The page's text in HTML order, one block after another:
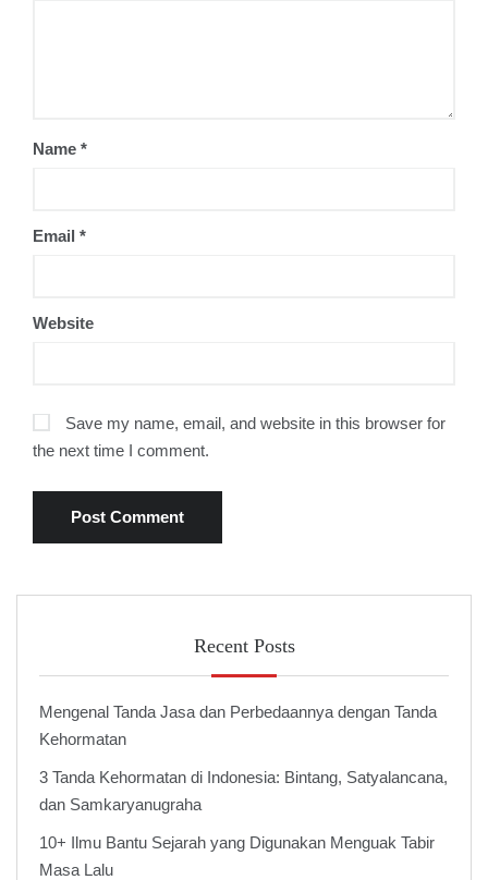
Name *
Email *
Website
Save my name, email, and website in this browser for
the next time I comment.
Recent Posts
Mengenal Tanda Jasa dan Perbedaannya dengan Tanda
Kehormatan
3 Tanda Kehormatan di Indonesia: Bintang, Satyalancana,
dan Samkaryanugraha
10+ Ilmu Bantu Sejarah yang Digunakan Menguak Tabir
Masa Lalu